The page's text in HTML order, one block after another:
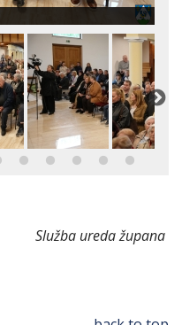
Služba ureda župana